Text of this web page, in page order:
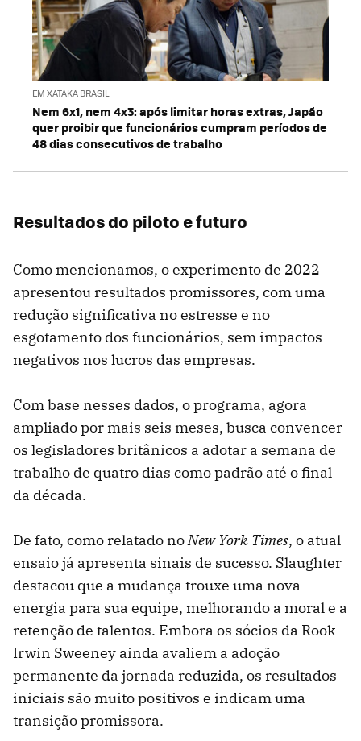
EM XATAKA BRASIL
Nem 6x1, nem 4x3: após limitar horas extras, Japão
quer proibir que funcionários cumpram períodos de
48 dias consecutivos de trabalho
Resultados do piloto e futuro
Como mencionamos, o experimento de 2022
apresentou resultados promissores, com uma
redução significativa no estresse e no
esgotamento dos funcionários, sem impactos
negativos nos lucros das empresas.
Com base nesses dados, o programa, agora
ampliado por mais seis meses, busca convencer
os legisladores britânicos a adotar a semana de
trabalho de quatro dias como padrão até o final
da década.
De fato, como relatado noNew York Times, o atual
ensaio já apresenta sinais de sucesso. Slaughter
destacou que a mudança trouxe uma nova
energia para sua equipe, melhorando a moral e a
retenção de talentos. Embora os sócios da Rook
Irwin Sweeney ainda avaliem a adoção
permanente da jornada reduzida, os resultados
iniciais são muito positivos e indicam uma
transição promissora.